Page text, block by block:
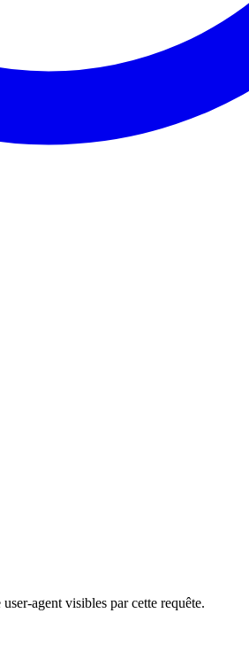
agent visibles par cette requête.